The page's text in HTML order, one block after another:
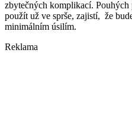
zbytečných komplikací.
použít už ve sprše, zajistí, že
minimálním úsilím.
Reklama